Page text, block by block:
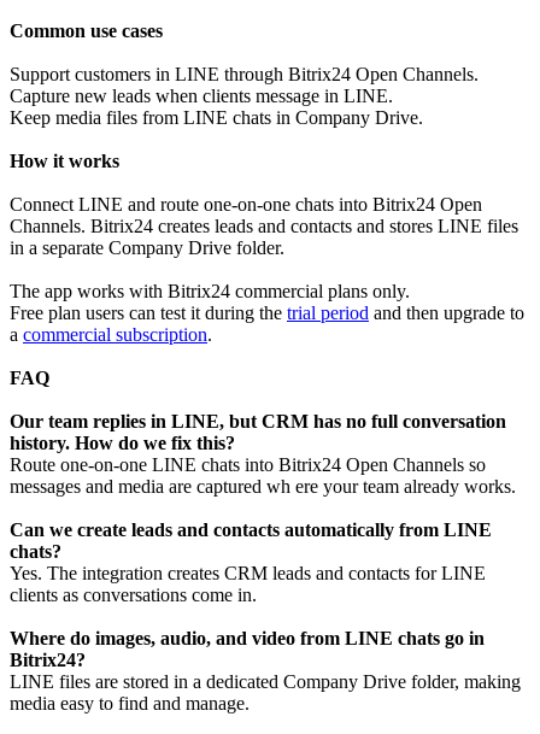
Common use cases
Support customers in LINE through Bitrix24 Open Channels.
Capture new leads when clients message in LINE.
Keep media files from LINE chats in Company Drive.
How it works
Connect LINE and route one-on-one chats into Bitrix24 Open
Channels. Bitrix24 creates leads and contacts and stores LINE files
in a separate Company Drive folder.
The app works with Bitrix24 commercial plans only.
Free plan users can test it during the trial period and then upgrade to
a commercial subscription.
FAQ
Our team replies in LINE, but CRM has no full conversation
history. How do we fix this?
Route one-on-one LINE chats into Bitrix24 Open Channels so
messages and media are captured wh ere your team already works.
Can we create leads and contacts automatically from LINE
chats?
Yes. The integration creates CRM leads and contacts for LINE
clients as conversations come in.
Where do images, audio, and video from LINE chats go in
Bitrix24?
LINE files are stored in a dedicated Company Drive folder, making
media easy to find and manage.